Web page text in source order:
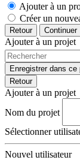
Ajouter à un
Créer un
Retour Continuer
Ajouter à un projet
Enregistrer dans ce
Retour
Ajouter à un projet
Nom du projet
Sélectionner
Nouvel utilisateur